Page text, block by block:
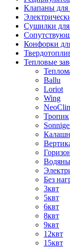
Клапаны для
Сушилки
Конфорки
Тепловые
Ballu
Loriot
Wing
Тропик
Без
3квт
5квт
6квт
8квт
9квт
12квт
15квт